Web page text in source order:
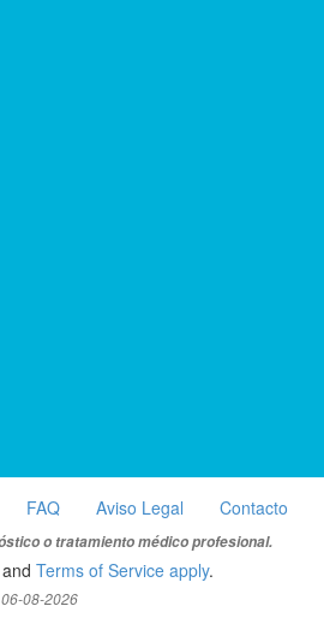
FAQ Aviso Legal Contacto
o tratamiento médico profesional.
Terms of Service apply.
08-2026